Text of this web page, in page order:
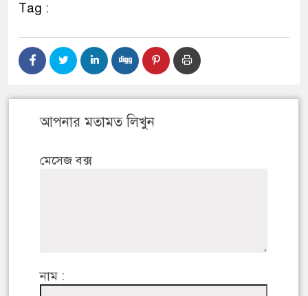
Tag :
আপনার মতামত লিখুন
মেসেজ বক্স
নাম :